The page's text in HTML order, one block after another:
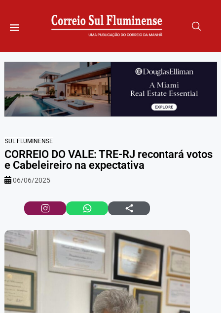
SUL FLUMINENSE
CORREIO DO VALE: TRE-RJ recontará votos
e Cabeleireiro na expectativa
06/06/2025